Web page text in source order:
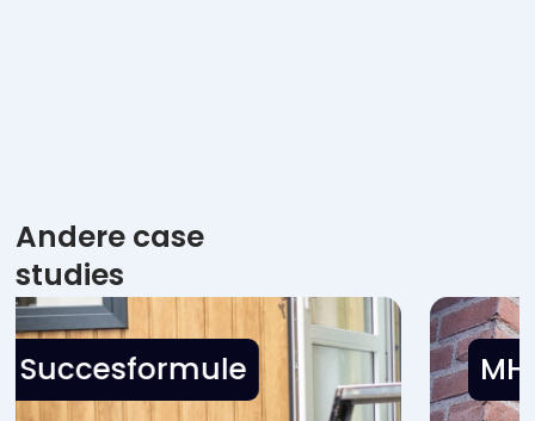
Andere case
studies
MHS Succesformule